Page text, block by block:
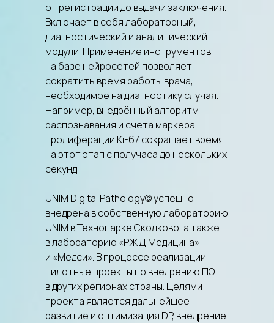
от регистрации до выдачи заключения.
Включает в себя лабораторный,
диагностический и аналитический
модули. Применение инструментов
на базе нейросетей позволяет
сократить время работы врача,
необходимое на диагностику случая.
Например, внедрённый алгоритм
распознавания и счета маркёра
пролиферации Ki-67 сокращает время
на этот этап с получаса до нескольких
секунд.
UNIM Digital Pathology© успешно
внедрена в собственную лабораторию
UNIM в Технопарке Сколково, а также
в лабораторию «РЖД Медицина»
и «Медси». В процессе реализации
пилотные проекты по внедрению ПО
в других регионах страны. Целями
проекта является дальнейшее
развитие и оптимизация DP, внедрение